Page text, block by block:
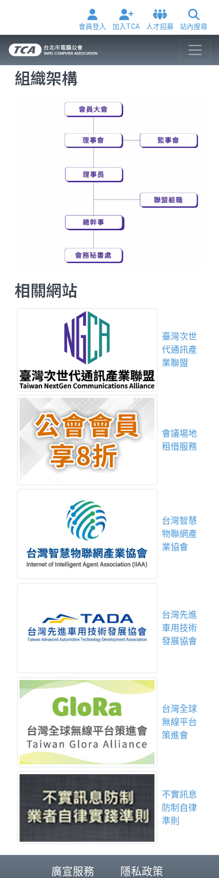
會員登入 加入TCA 人才招募 站內搜尋
組織架構
相關網站
臺灣次世
代通訊產
業聯盟
會議場地
租借服務
台灣智慧
物聯網產
業協會
台灣先進
車用技術
發展協會
台灣全球
無線平台
策進會
不實訊息
防制自律
準則
廣宣服務 隱私政策